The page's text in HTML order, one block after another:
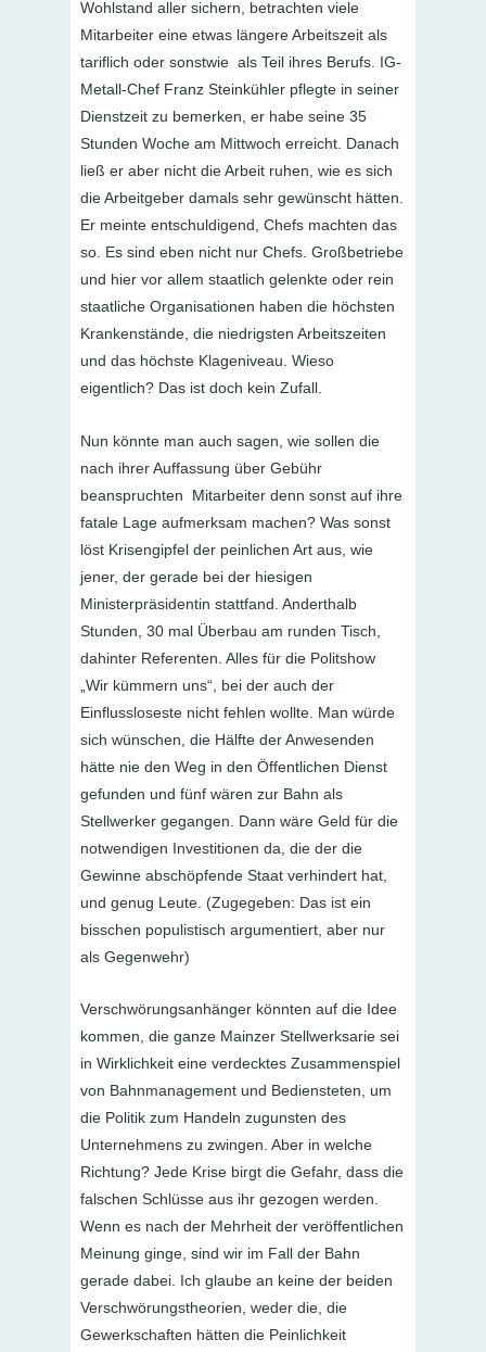
Wohlstand aller sichern, betrachten viele
Mitarbeiter eine etwas längere Arbeitszeit als
tariflich oder sonstwie als Teil ihres Berufs. IG-
Metall-Chef Franz Steinkühler pflegte in seiner
Dienstzeit zu bemerken, er habe seine 35
Stunden Woche am Mittwoch erreicht. Danach
ließ er aber nicht die Arbeit ruhen, wie es sich
die Arbeitgeber damals sehr gewünscht hätten.
Er meinte entschuldigend, Chefs machten das
so. Es sind eben nicht nur Chefs. Großbetriebe
und hier vor allem staatlich gelenkte oder rein
staatliche Organisationen haben die höchsten
Krankenstände, die niedrigsten Arbeitszeiten
und das höchste Klageniveau. Wieso
eigentlich? Das ist doch kein Zufall.
Nun könnte man auch sagen, wie sollen die
nach ihrer Auffassung über Gebühr
beanspruchten Mitarbeiter denn sonst auf ihre
fatale Lage aufmerksam machen? Was sonst
löst Krisengipfel der peinlichen Art aus, wie
jener, der gerade bei der hiesigen
Ministerpräsidentin stattfand. Anderthalb
Stunden, 30 mal Überbau am runden Tisch,
dahinter Referenten. Alles für die Politshow
„Wir kümmern uns“, bei der auch der
Einflussloseste nicht fehlen wollte. Man würde
sich wünschen, die Hälfte der Anwesenden
hätte nie den Weg in den Öffentlichen Dienst
gefunden und fünf wären zur Bahn als
Stellwerker gegangen. Dann wäre Geld für die
notwendigen Investitionen da, die der die
Gewinne abschöpfende Staat verhindert hat,
und genug Leute. (Zugegeben: Das ist ein
bisschen populistisch argumentiert, aber nur
als Gegenwehr)
Verschwörungsanhänger könnten auf die Idee
kommen, die ganze Mainzer Stellwerksarie sei
in Wirklichkeit eine verdecktes Zusammenspiel
von Bahnmanagement und Bediensteten, um
die Politik zum Handeln zugunsten des
Unternehmens zu zwingen. Aber in welche
Richtung? Jede Krise birgt die Gefahr, dass die
falschen Schlüsse aus ihr gezogen werden.
Wenn es nach der Mehrheit der veröffentlichen
Meinung ginge, sind wir im Fall der Bahn
gerade dabei. Ich glaube an keine der beiden
Verschwörungstheorien, weder die, die
Gewerkschaften hätten die Peinlichkeit